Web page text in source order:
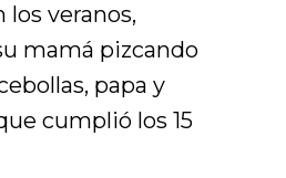
los veranos,
mamá pizcando
papa y
cumplió los 15